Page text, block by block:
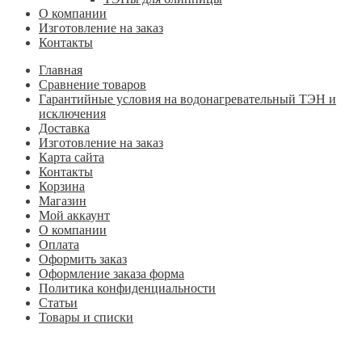
О компании
Изготовление на заказ
Контакты
Главная
Cравнение товаров
Гарантийные условия на водонагревательный ТЭН и
исключения
Доставка
Изготовление на заказ
Карта сайта
Контакты
Корзина
Магазин
Мой аккаунт
О компании
Оплата
Оформить заказ
Оформление заказа форма
Политика конфиденциальности
Статьи
Товары и списки